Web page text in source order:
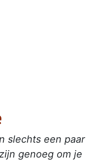
slechts een paar
genoeg om je